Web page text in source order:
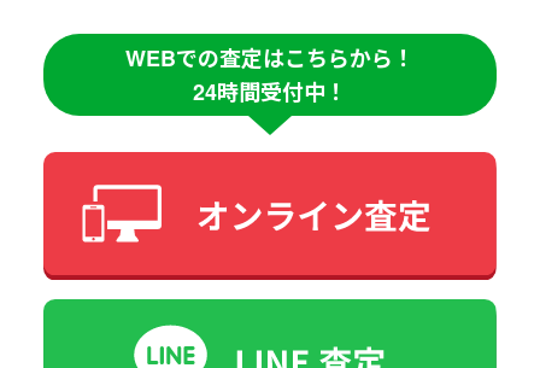
WEBでの査定はこちらから！
24時間受付中！